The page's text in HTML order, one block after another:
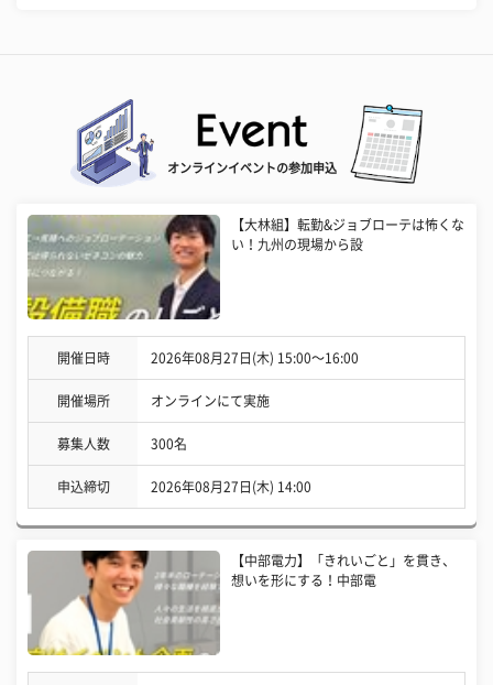
オンラインイベントの参加申込
【大林組】転勤&ジョブローテは怖くな
い！九州の現場から設
開催日時 2026年08月27日(木) 15:00〜16:00
開催場所 オンラインにて実施
募集人数 300名
申込締切 2026年08月27日(木) 14:00
【中部電力】「きれいごと」を貫き、
想いを形にする！中部電